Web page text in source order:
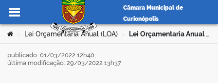
Ir para o conteúdo
Câmara Municipal de
Curionópolis
portal
Você está aqui:
Lei Orçamentária Anual (LOA) Lei Orçamentaria Anual (LOA 2022)
publicado: 01/03/2022 12h40,
última modificação: 29/03/2022 13h37